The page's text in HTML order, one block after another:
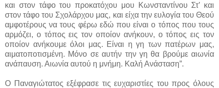
και στον τάφο του προκατόχου μου Κωνσταντίνου Στ’ και
στον τάφο του Σχολάρχου μας, και είχα την ευλογία του Θεού
αμφοτέρους να τους φέρω εδώ που είναι ο τόπος που τους
αρμόζει, ο τόπος εις τον οποίον ανήκουν, ο τόπος εις τον
οποίον ανήκουμε όλοι μας. Είναι η γη των πατέρων μας,
αιματοποτισμένη. Μόνο σε αυτήν την γη θα βρούμε αιωνία
ανάπαυση. Αιωνία αυτού η μνήμη. Καλή Ανάσταση”.
Ο Παναγιώτατος εξέφρασε τις ευχαριστίες του προς όλους